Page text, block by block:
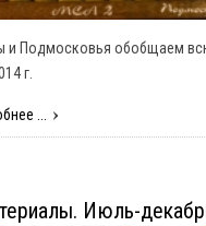
и Подмосковья обобщаем
г.
...
Июль-